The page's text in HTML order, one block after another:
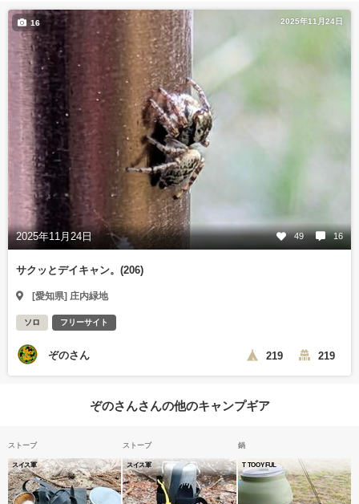
2025年11月24日
2025年11月24日 49 16
16
サクッとデイキャン。(206)
[愛知県] 庄内緑地
ソロ フリーサイト
ぞのさん 219 219
ぞのさんさんの他のキャンプギア
ストーブ
スイス軍
ストーブ
スイス軍
鍋
T TOOYFUL